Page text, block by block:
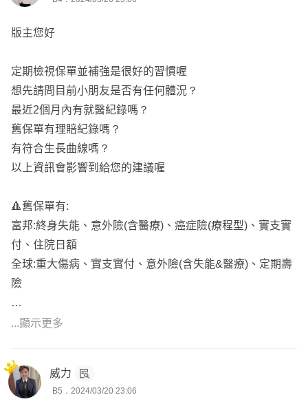
點擊『放大鏡聯絡資訊』加LINE諮詢
版主您好
定期檢視保單並補強是很好的習慣喔
想先請問目前小朋友是否有任何體況？
最近2個月內有就醫紀錄嗎？
舊保單有理賠紀錄嗎？
有符合生長曲線嗎？
以上資訊會影響到給您的建議喔
🔺舊保單有:
富邦:終身失能、意外險(含醫療)、癌症險(療程型)、實支實
付、住院日額
全球:重大傷病、實支實付、意外險(含失能&醫療)、定期壽
險
目前小朋友體況正常且無理賠紀錄，建議富邦可以調整的保
障有:
(提高重大燒燙傷額度)
...顯示更多
威力
B5．2024/03/20 23:06